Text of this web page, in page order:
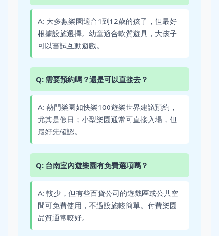
A: 大多數樂園適合1到12歲的孩子，但最好
根據設施選擇。幼童適合軟質遊具，大孩子
可以嘗試互動遊戲。
Q: 需要預約嗎？還是可以直接去？
A: 熱門樂園如快樂100遊樂世界建議預約，
尤其是假日；小型樂園通常可直接入場，但
最好先確認。
Q: 台南室內遊樂園有免費選項嗎？
A: 較少，但有些百貨公司的遊戲區或公共空
間可免費使用，不過設施較簡單。付費樂園
品質通常較好。